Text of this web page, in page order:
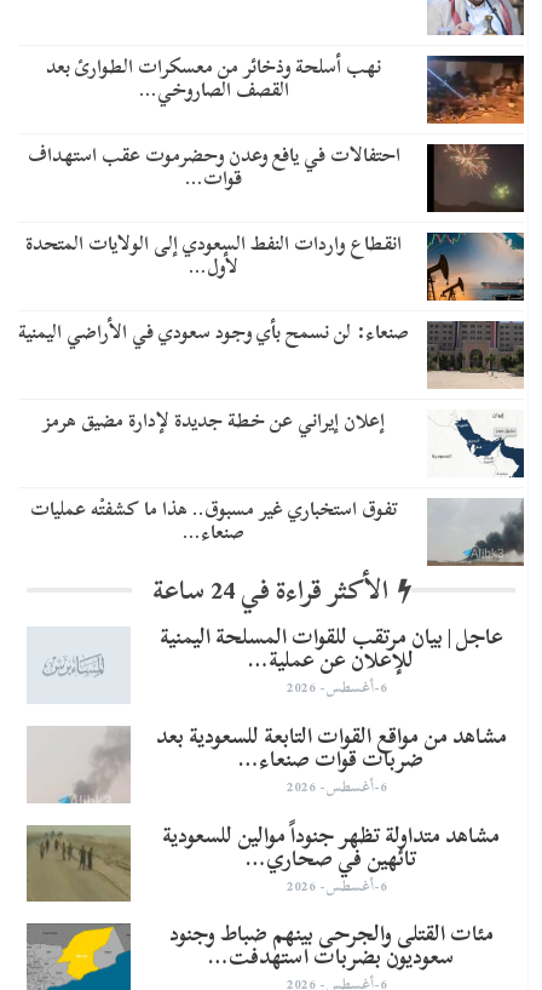
نهب أسلحة وذخائر من معسكرات الطوارئ بعد
القصف الصاروخي…
احتفالات في يافع وعدن وحضرموت عقب استهداف
قوات…
انقطاع واردات النفط السعودي إلى الولايات المتحدة
لأول…
صنعاء: لن نسمح بأي وجود سعودي في الأراضي اليمنية
إعلان إيراني عن خطة جديدة لإدارة مضيق هرمز
تفوق استخباري غير مسبوق.. هذا ما كشفتْه عمليات
صنعاء…
الأكثر قراءة في 24 ساعة
عاجل | بيان مرتقب للقوات المسلحة اليمنية
للإعلان عن عملية…
6-أغسطس- 2026
مشاهد من مواقع القوات التابعة للسعودية بعد
ضربات قوات صنعاء…
6-أغسطس- 2026
مشاهد متداولة تظهر جنوداً موالين للسعودية
تائهين في صحاري…
6-أغسطس- 2026
مئات القتلى والجرحى بينهم ضباط وجنود
سعوديون بضربات استهدفت…
6-أغسطس- 2026